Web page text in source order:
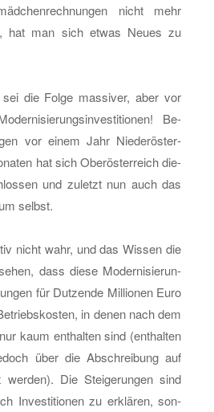
nicht mehr
hat man sich etwas Neues zu
die Folge mas­si­ver, aber vor
Be­
vor einem Jahr Nie­der­ös­ter­
hat sich Ober­ös­ter­reich die­
und zu­letzt nun auch das
selbst.
nicht wahr, und das Wis­sen die
dass diese Mo­der­ni­sie­run­
für Dut­zen­de Mil­lio­nen Euro
in denen nach dem
kaum ent­hal­ten sind (ent­hal­ten
über die Ab­schrei­bung auf
wer­den). Die Stei­ge­run­gen sind
In­ves­ti­tio­nen zu er­klä­ren, son­